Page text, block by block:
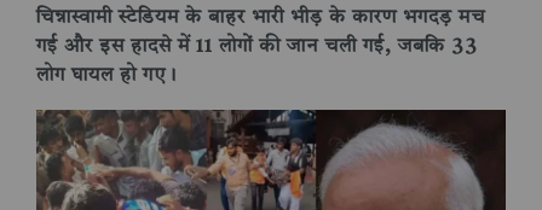
चिन्नास्वामी स्टेडियम के बाहर भारी भीड़ के कारण भगदड़ मच
गई और इस हादसे में 11 लोगों की जान चली गई, जबकि 33
लोग घायल हो गए।